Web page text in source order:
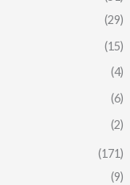
(29)
(15)
(4)
(6)
(2)
(171)
(9)